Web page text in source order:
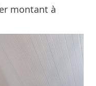
montant à